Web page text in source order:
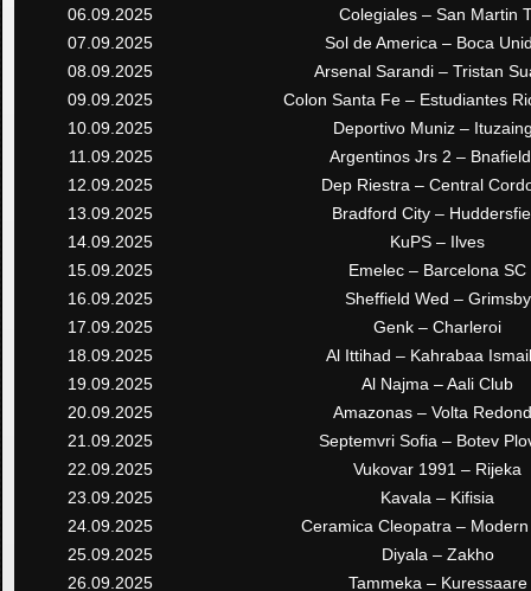
06.09.2025
Colegiales – San Martin
07.09.2025
Sol de America – Boca
08.09.2025
Arsenal Sarandi – Tristan
09.09.2025
Colon Santa Fe – Estudiantes
10.09.2025
Deportivo Muniz –
11.09.2025
Argentinos Jrs 2 –
12.09.2025
Dep Riestra – Central
13.09.2025
Bradford City –
14.09.2025
KuPS – Ilves
15.09.2025
Emelec – Barcelona SC
16.09.2025
Sheffield Wed – Grimsby
17.09.2025
Genk – Charleroi
18.09.2025
Al Ittihad – Kahrabaa
19.09.2025
Al Najma – Aali Club
20.09.2025
Amazonas – Volta
21.09.2025
Septemvri Sofia – Botev
22.09.2025
Vukovar 1991 – Rijeka
23.09.2025
Kavala – Kifisia
24.09.2025
Ceramica Cleopatra –
25.09.2025
Diyala – Zakho
26.09.2025
Tammeka – Kuressaare